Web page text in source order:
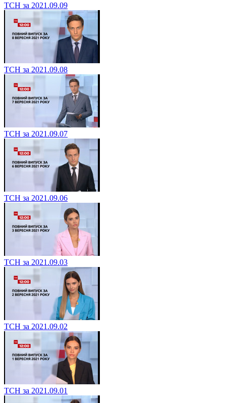
ТСН за 2021.09.09
ТСН за 2021.09.08
ТСН за 2021.09.07
ТСН за 2021.09.06
ТСН за 2021.09.03
ТСН за 2021.09.02
ТСН за 2021.09.01